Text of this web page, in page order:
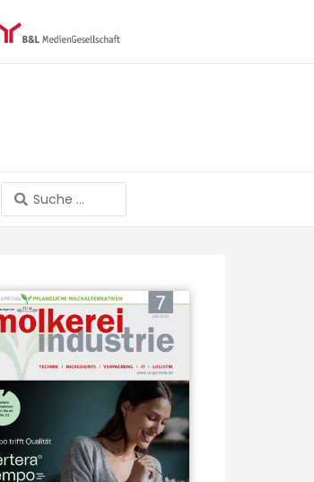
Search
...